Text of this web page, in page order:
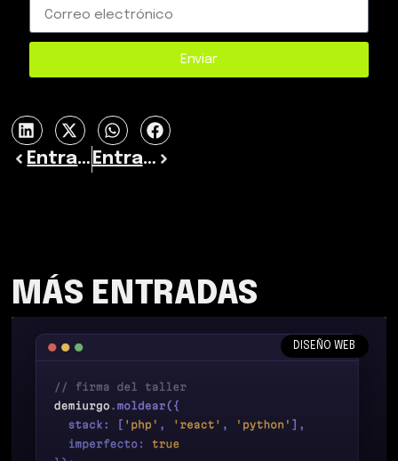
Enviar
Entrada previa Entrada siguiente
MÁS ENTRADAS
DISEÑO WEB